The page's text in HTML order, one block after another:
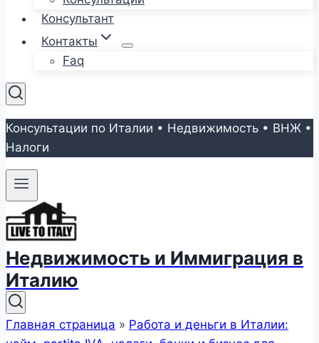
Консультант
Контакты
Faq
Консультации по Италии • Недвижимость • ВНЖ •
Налоги
Недвижимость и Иммиграция в
Италию
Главная страница » Работа и деньги в Италии: